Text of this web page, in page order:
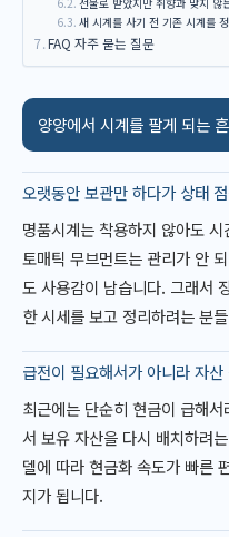
새 시계를 사기 전 기존 시계를
FAQ 자주 묻는 질문
양양에서 시계를 팔게 되는
오랫동안 보관만 하다가 상태
명품시계는 착용하지 않아도
토매틱 무브먼트는 관리가 안
도 사용감이 남습니다. 그래서
한 시세를 보고 정리하려는 분
급전이 필요해서가 아니라 자
최근에는 단순히 현금이 급해
서 보유 자산을 다시 배치하려
델에 따라 현금화 속도가 빠른
지가 됩니다.